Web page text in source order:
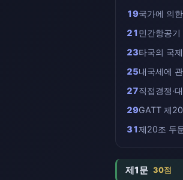
19국가에 의
21민간항공
23타국의 국
25내국세에
27직접경쟁·
29GATT 제
31제20조 두
제1문 30점